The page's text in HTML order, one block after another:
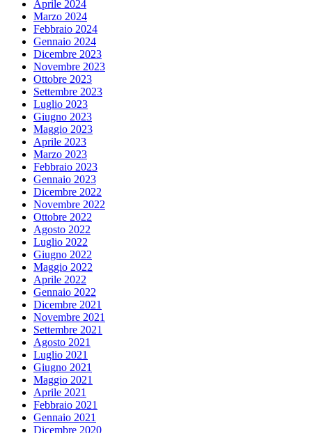
Aprile 2024
Marzo 2024
Febbraio 2024
Gennaio 2024
Dicembre 2023
Novembre 2023
Ottobre 2023
Settembre 2023
Luglio 2023
Giugno 2023
Maggio 2023
Aprile 2023
Marzo 2023
Febbraio 2023
Gennaio 2023
Dicembre 2022
Novembre 2022
Ottobre 2022
Agosto 2022
Luglio 2022
Giugno 2022
Maggio 2022
Aprile 2022
Gennaio 2022
Dicembre 2021
Novembre 2021
Settembre 2021
Agosto 2021
Luglio 2021
Giugno 2021
Maggio 2021
Aprile 2021
Febbraio 2021
Gennaio 2021
Dicembre 2020